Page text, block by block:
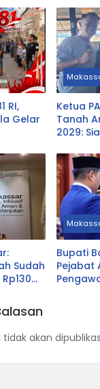
RI,
Gelar
Ketua
Tanah
2029:
Sudah
Bupati
Pejabat
akan